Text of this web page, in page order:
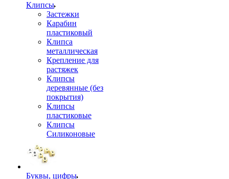
Клипсы
Застежки
Карабин
пластиковый
Клипса
металлическая
Крепление для
растяжек
Клипсы
деревянные (без
покрытия)
Клипсы
пластиковые
Клипсы
Силиконовые
Буквы, цифры